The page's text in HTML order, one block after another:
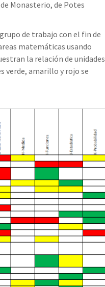
Monasterio, de Potes
de trabajo con el fin de
matemáticas usando
la relación de unidades
verde, amarillo y rojo se